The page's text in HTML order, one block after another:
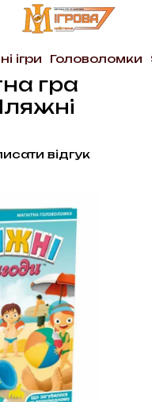
ігри Головоломки
гра
відгук